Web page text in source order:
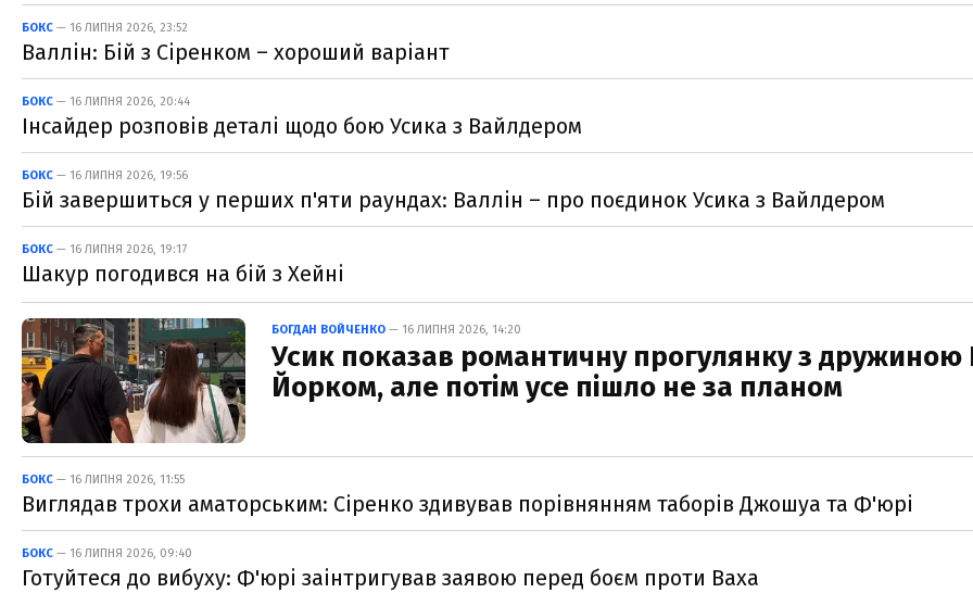
БОКС — 16 ЛИПНЯ 2026, 23:52
Валлін: Бій з Сіренком – хороший варіант
БОКС — 16 ЛИПНЯ 2026, 20:44
Інсайдер розповів деталі щодо бою Усика з Вайлдером
БОКС — 16 ЛИПНЯ 2026, 19:56
Бій завершиться у перших п'яти раундах: Валлін – про поєдинок Усика з Вайлдером
БОКС — 16 ЛИПНЯ 2026, 19:17
Шакур погодився на бій з Хейні
БОГДАН ВОЙЧЕНКО — 16 ЛИПНЯ 2026, 14:20
Усик показав романтичну прогулянку з
Йорком, але потім усе пішло не за планом
БОКС — 16 ЛИПНЯ 2026, 11:55
Виглядав трохи аматорським: Сіренко здивував порівнянням таборів Джошуа та Ф'юрі
БОКС — 16 ЛИПНЯ 2026, 09:40
Готуйтеся до вибуху: Ф'юрі заінтригував заявою перед боєм проти Ваха